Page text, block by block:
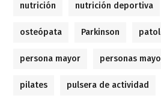
nutrición nutrición deportiva
osteópata Parkinson
persona mayor personas
pilates pulsera de actividad